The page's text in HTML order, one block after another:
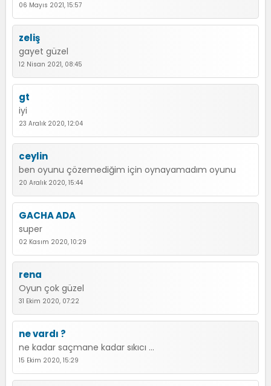
06 Mayıs 2021, 15:57
zeliş
gayet güzel
12 Nisan 2021, 08:45
gt
iyi
23 Aralık 2020, 12:04
ceylin
ben oyunu çözemediğim için oynayamadım oyunu
20 Aralık 2020, 15:44
GACHA ADA
super
02 Kasım 2020, 10:29
rena
Oyun çok güzel
31 Ekim 2020, 07:22
ne vardı ?
ne kadar saçmane kadar sıkıcı ...
15 Ekim 2020, 15:29